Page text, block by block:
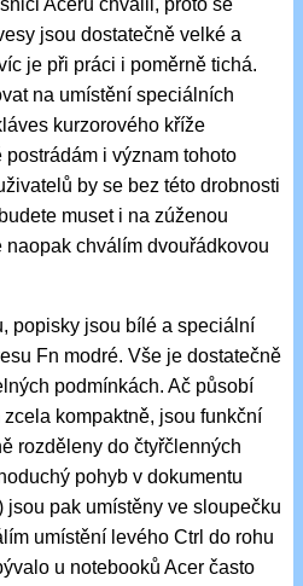
Acerů chválil, proto se
jsou dostatečně velké a
je při práci i poměrně tichá.
na umístění speciálních
kurzorového kříže
i význam tohoto
by se bez této drobnosti
muset i na zúženou
naopak chválím dvouřádkovou
popisky jsou bílé a speciální
Fn modré. Vše je dostatečně
podmínkách. Ač působí
kompaktně, jsou funkční
rozděleny do čtyřčlenných
pohyb v dokumentu
jsou pak umístěny ve sloupečku
umístění levého Ctrl do rohu
u notebooků Acer často